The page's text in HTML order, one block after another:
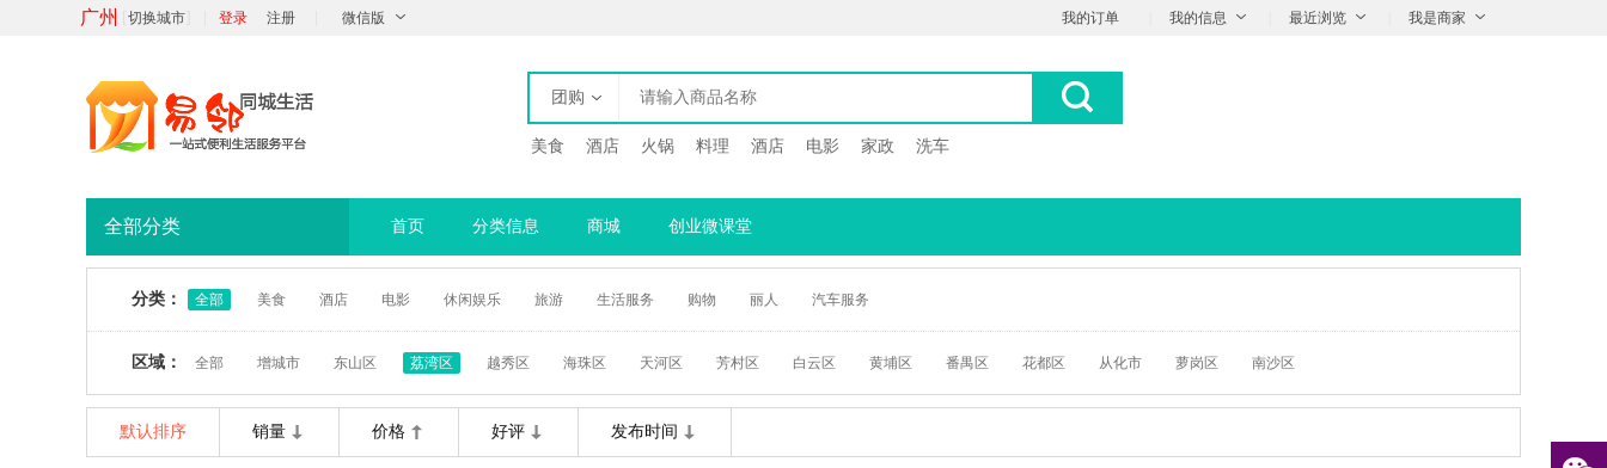
广州 切换城市 登录 注册 微信版 我的订单 我的信息 最近浏览 我是商家
团购
美食 酒店 火锅 料理 酒店 电影 家政 洗车
全部分类 首页 分类信息 商城 创业微课堂
分类： 全部 美食 酒店 电影 休闲娱乐 旅游 生活服务 购物 丽人 汽车服务
区域： 全部 增城市 东山区 荔湾区 越秀区 海珠区 天河区 芳村区 白云区 黄埔区 番禺区 花都区 从化市 萝岗区 南沙区
默认排序 销量 价格 好评 发布时间